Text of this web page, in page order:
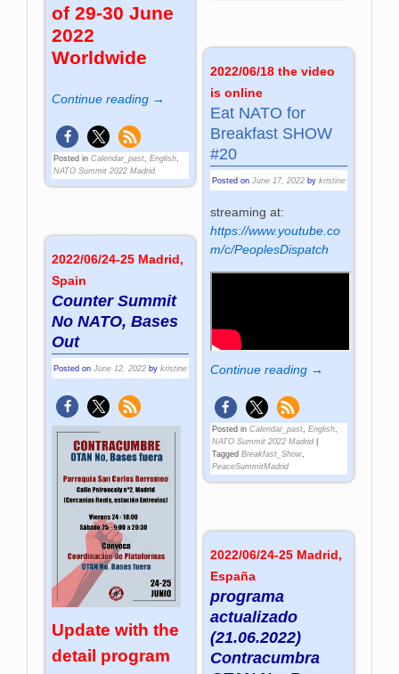
of 29-30 June
2022
Worldwide
Continue reading →
Posted in Calendar_past,English,
NATO Summit 2022 Madrid
2022/06/18 the video
is online
Eat NATO for
Breakfast SHOW
#20
Posted on June 17, 2022 by kristine
streaming at:
https://www.youtube.co
m/c/PeoplesDispatch
Continue reading →
Posted in Calendar_past, English,
NATO Summit 2022 Madrid|
Tagged Breakfast_Show,
PeaceSummitMadrid
2022/06/24-25 Madrid,
Spain
Counter Summit
No NATO, Bases
Out
Posted onJune 12, 2022 bykristine
Update with the
detail program
2022/06/24-25 Madrid,
España
programa
actualizado
(21.06.2022)
Contracumbra